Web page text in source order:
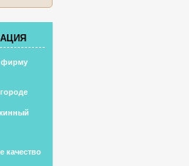
фирму
качество